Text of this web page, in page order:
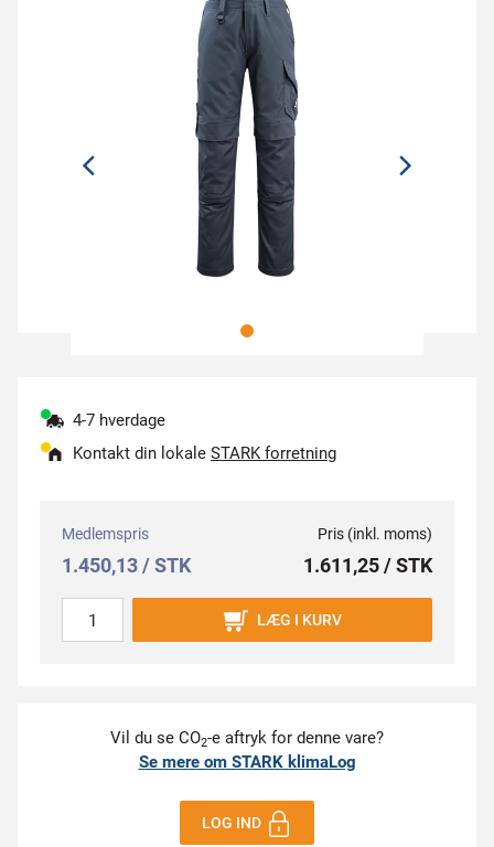
4-7 hverdage
Kontakt din lokale STARK forretning
Medlemspris
1.450,13 / STK
Pris (inkl. moms)
1.611,25 / STK
LÆG I KURV
Vil du se CO2-e aftryk for denne vare?
Se mere om STARK klimaLog
LOG IND